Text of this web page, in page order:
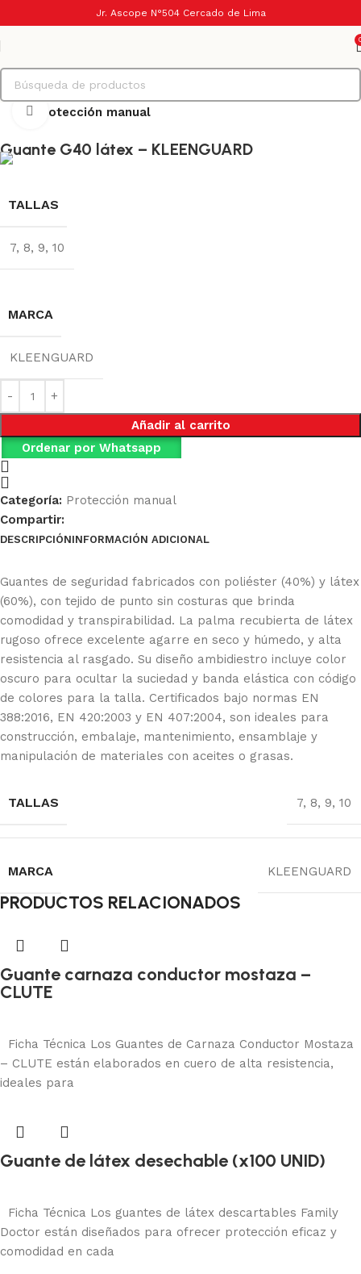
Jr. Ascope N°504 Cercado de Lima
Inicio Protección manual
Haga Click para agrandar
Guante G40 látex – KLEENGUARD
TALLAS
7, 8, 9, 10
MARCA
KLEENGUARD
Añadir al carrito
Ordenar por Whatsapp
Categoría: Protección manual
Compartir:
DESCRIPCIÓNINFORMACIÓN ADICIONAL
Guantes de seguridad fabricados con poliéster (40%) y látex
(60%), con tejido de punto sin costuras que brinda
comodidad y transpirabilidad. La palma recubierta de látex
rugoso ofrece excelente agarre en seco y húmedo, y alta
resistencia al rasgado. Su diseño ambidiestro incluye color
oscuro para ocultar la suciedad y banda elástica con código
de colores para la talla. Certificados bajo normas EN
388:2016, EN 420:2003 y EN 407:2004, son ideales para
construcción, embalaje, mantenimiento, ensamblaje y
manipulación de materiales con aceites o grasas.
TALLAS 7, 8, 9, 10
MARCA KLEENGUARD
PRODUCTOS RELACIONADOS
Guante carnaza conductor mostaza –
CLUTE
Ficha Técnica Los Guantes de Carnaza Conductor Mostaza
– CLUTE están elaborados en cuero de alta resistencia,
ideales para
Guante de látex desechable (x100 UNID)
Ficha Técnica Los guantes de látex descartables Family
Doctor están diseñados para ofrecer protección eficaz y
comodidad en cada